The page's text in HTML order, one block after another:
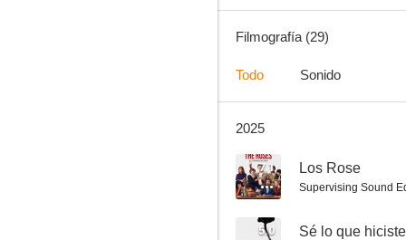
Filmografía (29)
Todo Sonido
2025
7.1 Los Rose
Supervising Sound
5.0 Sé lo que